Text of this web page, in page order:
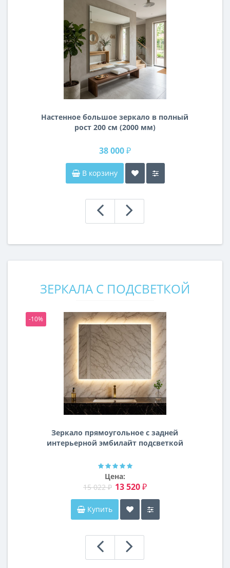
Настенное большое зеркало в полный
рост 200 см (2000 мм)
38 000 ₽
В корзину
ЗЕРКАЛА С ПОДСВЕТКОЙ
-10%
Зеркало прямоугольное с задней
интерьерной эмбилайт подсветкой
Цена:
15 022 ₽ 13 520 ₽
Купить